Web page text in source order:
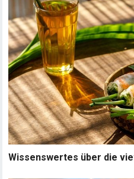
Wissenswertes über die